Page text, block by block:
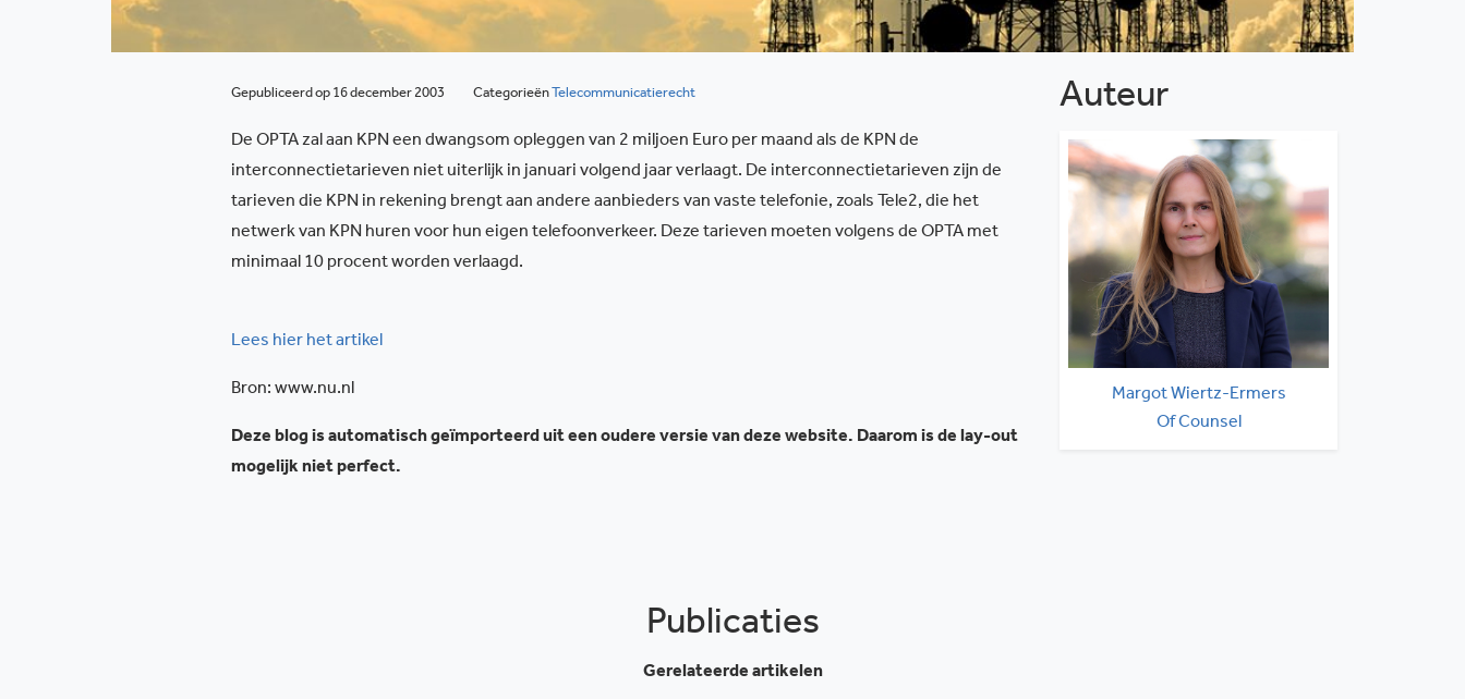
Gepubliceerd op 16 december 2003 Categorieën Telecommunicatierecht
De OPTA zal aan KPN een dwangsom opleggen van 2 miljoen Euro per maand als de KPN de
interconnectietarieven niet uiterlijk in januari volgend jaar verlaagt. De interconnectietarieven zijn de
tarieven die KPN in rekening brengt aan andere aanbieders van vaste telefonie, zoals Tele2, die het
netwerk van KPN huren voor hun eigen telefoonverkeer. Deze tarieven moeten volgens de OPTA met
minimaal 10 procent worden verlaagd.
Lees hier het artikel
Bron: www.nu.nl
Deze blog is automatisch geïmporteerd uit een oudere versie van deze website. Daarom is de lay-out
mogelijk niet perfect.
Auteur
Margot Wiertz-Ermers
Of Counsel
Publicaties
Gerelateerde artikelen